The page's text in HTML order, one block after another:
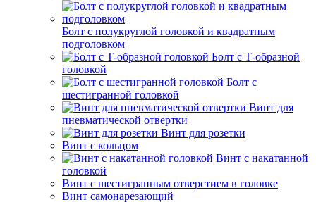
Болт с полукруглой головкой и квадратным
подголовком
Болт с Т-образной
головкой
Болт с
шестигранной головкой
Винт для
пневматической отвертки
Винт для розетки
Винт с кольцом
Винт с накатанной
головкой
Винт с шестигранным отверстием в головке
Винт самонарезающий